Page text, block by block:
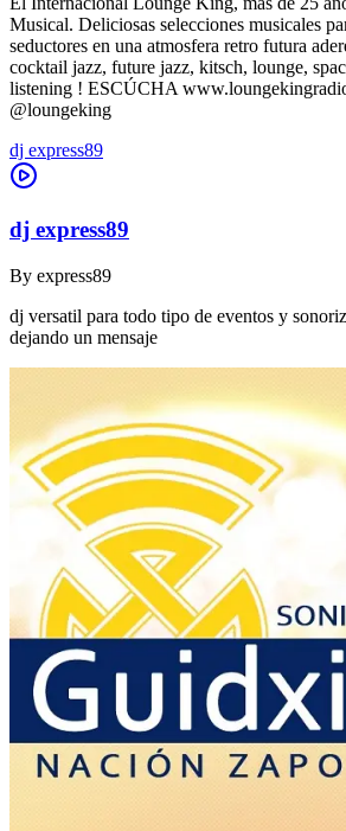
Musical. Deliciosas selecciones musicales
seductores en una atmosfera retro futura
cocktail jazz, future jazz, kitsch, lounge,
listening ! ESCÚCHA
@loungeking
dj express89
dj express89
By express89
dj versatil para todo tipo de eventos y
dejando un mensaje